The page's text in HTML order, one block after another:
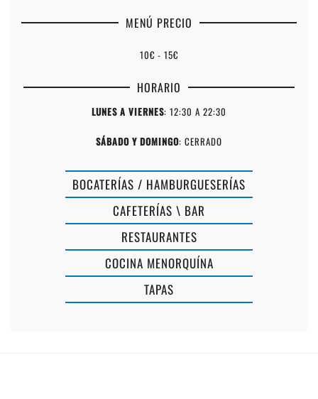
MENÚ PRECIO
10€ - 15€
HORARIO
LUNES A VIERNES: 12:30 A 22:30
SÁBADO Y DOMINGO: CERRADO
BOCATERÍAS / HAMBURGUESERÍAS
CAFETERÍAS \ BAR
RESTAURANTES
COCINA MENORQUÍNA
TAPAS
RESTAURANTE
SA